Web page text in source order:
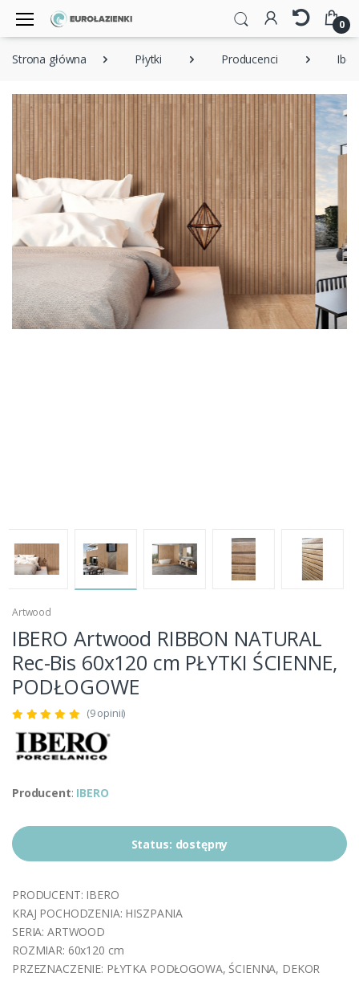
0
Strona główna Płytki Producenci
Artwood
IBERO Artwood RIBBON NATURAL
Rec-Bis 60x120 cm PŁYTKI ŚCIENNE,
PODŁOGOWE
(9 opinii)
Producent: IBERO
Status: dostępny
PRODUCENT: IBERO
KRAJ POCHODZENIA: HISZPANIA
SERIA: ARTWOOD
ROZMIAR: 60x120 cm
PRZEZNACZENIE: PŁYTKA PODŁOGOWA, ŚCIENNA, DEKOR